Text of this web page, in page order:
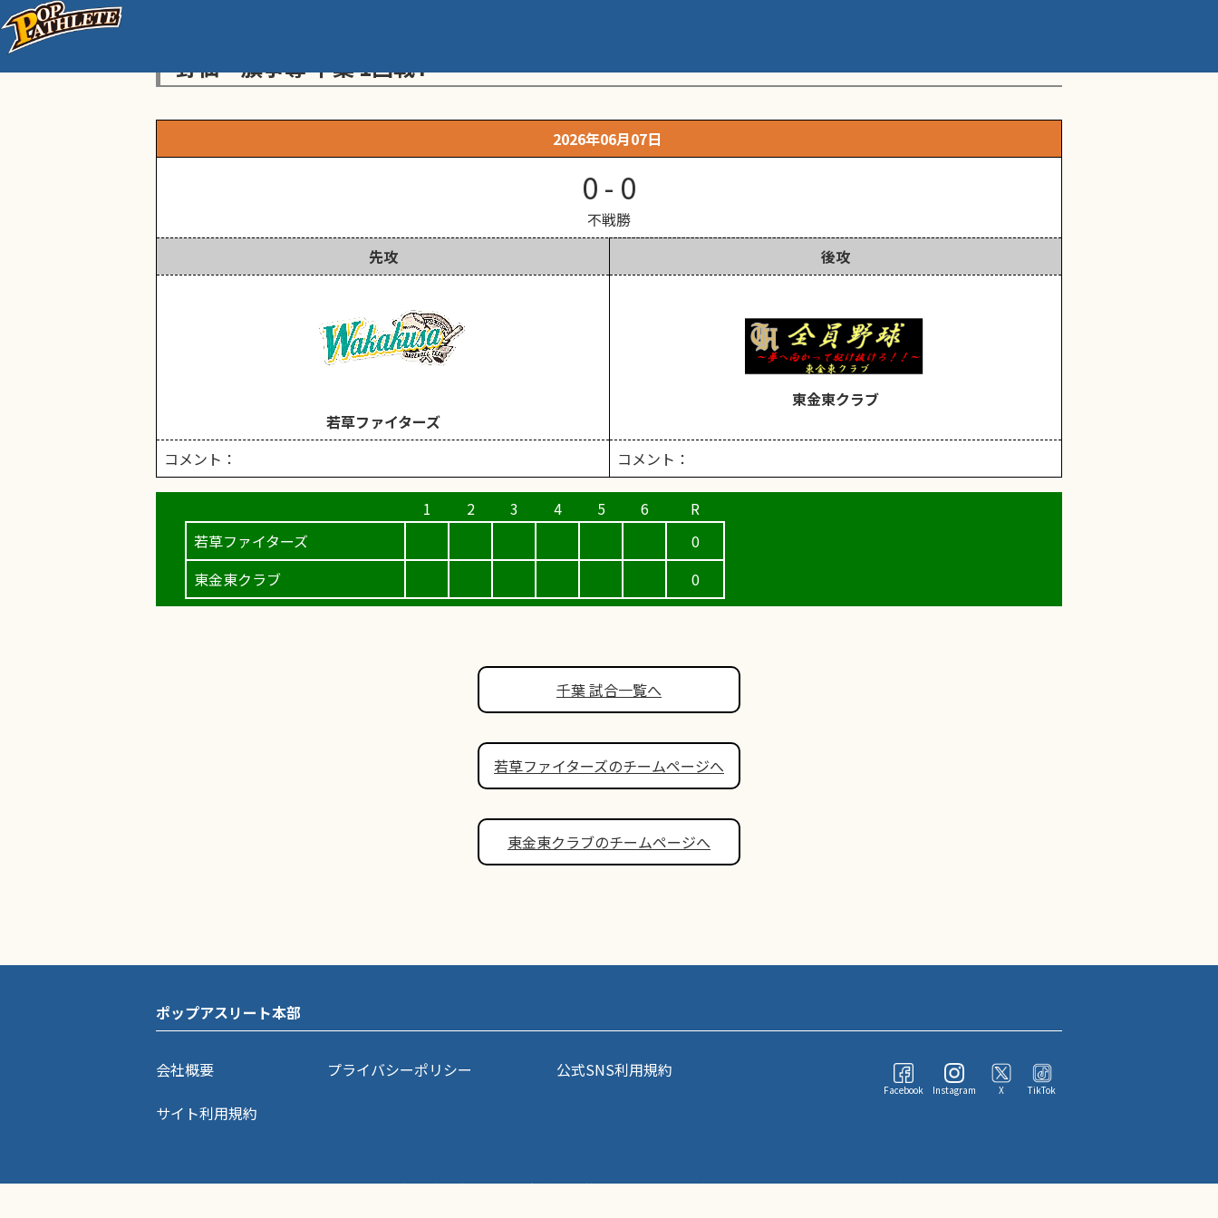
野仙一旗争奪 千葉 1回戦T
2026年06月07日
0 - 0
不戦勝
先攻
後攻
若草ファイターズ
東金東クラブ
コメント： コメント：
若草ファイターズ
東金東クラブ
0
0
千葉 試合一覧へ
若草ファイターズのチームページへ
東金東クラブのチームページへ
ポップアスリート本部
会社概要 プライバシーポリシー
公式SNS利用規約
サイト利用規約
Facebook Instagram X TikTok
ポップアスリートに掲載されている記事・写真などコンテンツの無断転載を禁じます。すべての著作権はポップアスリートならびにその情報提供者に帰属します。